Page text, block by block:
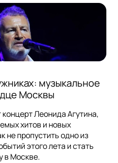
музыкальное
Москвы
Леонида Агутина,
хитов и новых
не пропустить одно из
этого лета и стать
в Москве.